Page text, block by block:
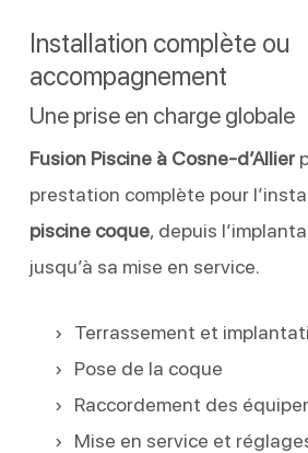
Installation complète ou
accompagnement
Une prise en charge globale
Fusion Piscine à Cosne-d’Allier
prestation complète pour
piscine coque, depuis
jusqu’à sa mise en service.
Terrassement et
Pose de la coque
Raccordement des
Mise en service et